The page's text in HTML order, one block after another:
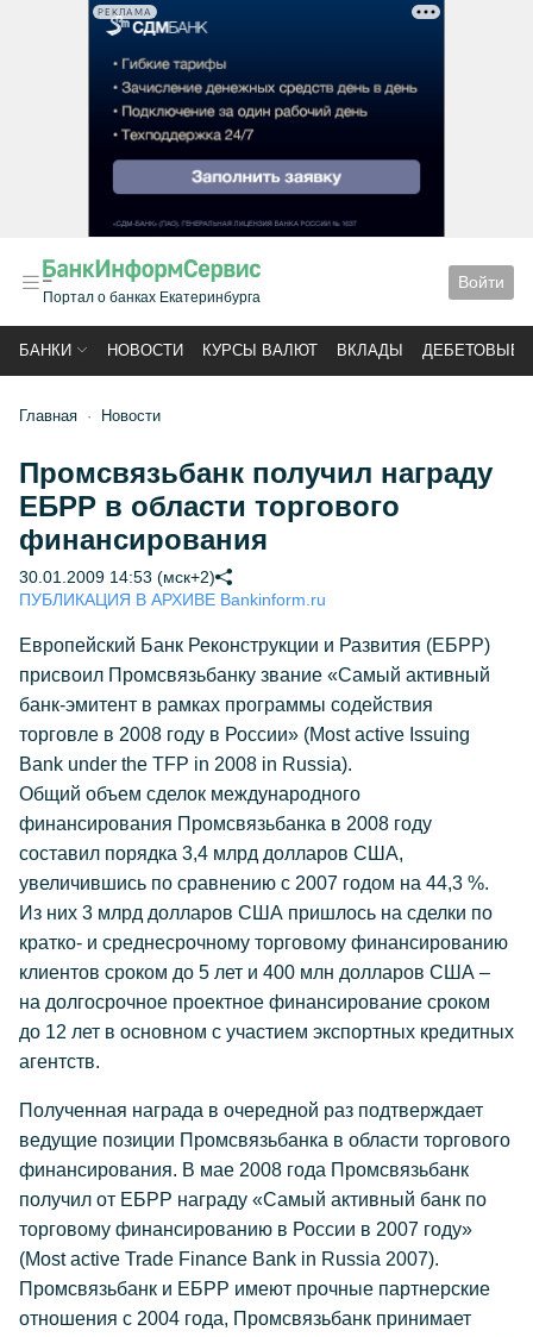
РЕКЛАМА
Портал о банках Екатеринбурга
Войти
БАНКИ НОВОСТИ КУРСЫ ВАЛЮТ ВКЛАДЫ ДЕБЕТОВЫЕ
Главная Новости
Промсвязьбанк получил награду
ЕБРР в области торгового
финансирования
30.01.2009 14:53 (мск+2)
ПУБЛИКАЦИЯ В АРХИВЕ Bankinform.ru
Европейский Банк Реконструкции и Развития (ЕБРР)
присвоил Промсвязьбанку звание «Самый активный
банк-эмитент в рамках программы содействия
торговле в 2008 году в России» (Most active Issuing
Bank under the TFP in 2008 in Russia).
Общий объем сделок международного
финансирования Промсвязьбанка в 2008 году
составил порядка 3,4 млрд долларов США,
увеличившись по сравнению с 2007 годом на 44,3 %.
Из них 3 млрд долларов США пришлось на сделки по
кратко- и среднесрочному торговому финансированию
клиентов сроком до 5 лет и 400 млн долларов США –
на долгосрочное проектное финансирование сроком
до 12 лет в основном с участием экспортных кредитных
агентств.
Полученная награда в очередной раз подтверждает
ведущие позиции Промсвязьбанка в области торгового
финансирования. В мае 2008 года Промсвязьбанк
получил от ЕБРР награду «Самый активный банк по
торговому финансированию в России в 2007 году»
(Most active Trade Finance Bank in Russia 2007).
Промсвязьбанк и ЕБРР имеют прочные партнерские
отношения с 2004 года, Промсвязьбанк принимает